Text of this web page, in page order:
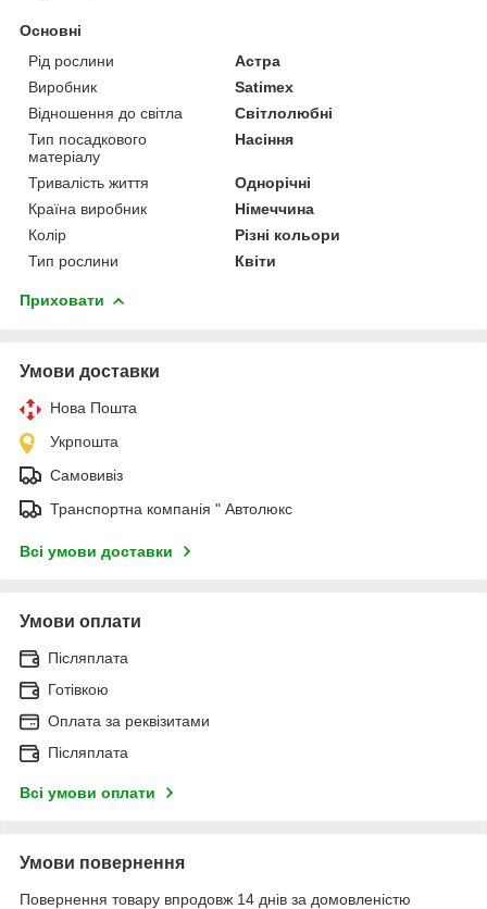
Основні
Рід рослини
Астра
Виробник
Satimex
Відношення до світла
Світлолюбні
Тип посадкового
матеріалу
Насіння
Тривалість життя
Однорічні
Країна виробник
Німеччина
Колір
Різні кольори
Тип рослини
Квіти
Приховати
Умови доставки
Нова Пошта
Укрпошта
Самовивіз
Транспортна компанія " Автолюкс
Всі умови доставки
Умови оплати
Післяплата
Готівкою
Оплата за реквізитами
Післяплата
Всі умови оплати
Умови повернення
Повернення товару впродовж 14 днів за домовленістю